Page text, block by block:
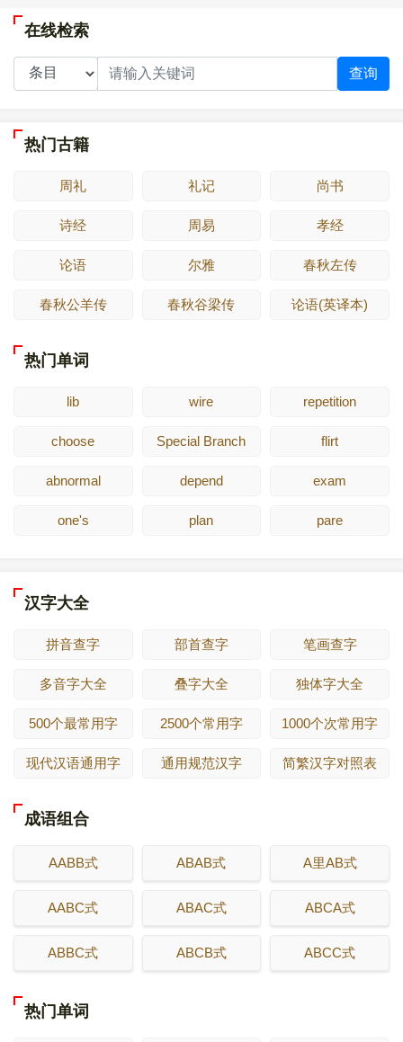
在线检索
查询
热门古籍
周礼 礼记 尚书
诗经 周易 孝经
论语 尔雅 春秋左传
春秋公羊传 春秋谷梁传 论语(英译本)
热门单词
lib wire repetition
choose Special Branch flirt
abnormal depend exam
one's plan pare
汉字大全
拼音查字 部首查字 笔画查字
多音字大全 叠字大全 独体字大全
500个最常用字 2500个常用字 1000个次常用字
现代汉语通用字 通用规范汉字 简繁汉字对照表
成语组合
AABB式 ABAB式 A里AB式
AABC式 ABAC式 ABCA式
ABBC式 ABCB式 ABCC式
热门单词